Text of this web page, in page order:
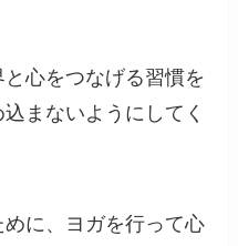
心をつなげる習慣を
まないようにしてく
に、ヨガを行って心